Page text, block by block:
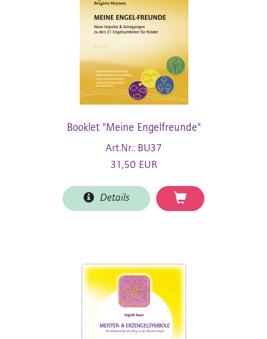
Booklet "Meine Engelfreunde"
Art.Nr.: BU37
31,50 EUR
Details